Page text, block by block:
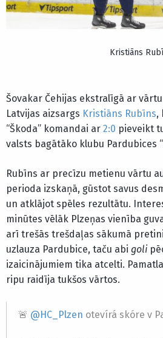
Kristiāns
Šovakar Čehijas ekstralīgā ar
Latvijas aizsargs Kristiāns Rubīns,
“Škoda” komandai ar 2:0 pieveikt
valsts bagātāko klubu Pardubices
Rubīns ar precīzu metienu vārtu
perioda izskaņā, gūstot savus
un atklājot spēles rezultātu.
minūtes vēlāk Plzeņas vienība
arī trešās trešdaļas sākumā
uzlauza Pardubice, taču abi goli
izaicinājumiem tika atcelti.
ripu raidīja tukšos vārtos.
🚨 @HC_Plzen otevírá skóre v